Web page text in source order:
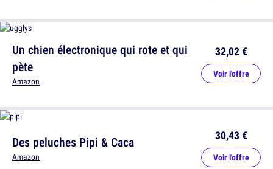
Des peluches Pipi & Caca
Amazon
30,43 €
Voir l'offre
Un chien électronique qui rote et qui
pète
Amazon
32,02 €
Voir l'offre